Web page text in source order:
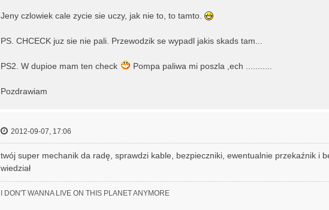
Jeny czlowiek cale zycie sie uczy, jak nie to, to tamto.
PS. CHCECK juz sie nie pali. Przewodzik se wypadl jakis skads tam...
PS2. W dupioe mam ten check Pompa paliwa mi poszla ,ech ...........
Pozdrawiam
2012-09-07, 17:06
twój super mechanik da radę, sprawdzi kable, bezpieczniki, ewentualnie przekaźnik i
wiedział
I DON'T WANNA LIVE ON THIS PLANET ANYMORE